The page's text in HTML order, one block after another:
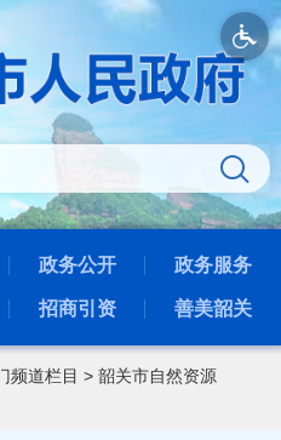
政务公开 政务服务
招商引资 善美韶关
频道栏目 > 韶关市自然资源